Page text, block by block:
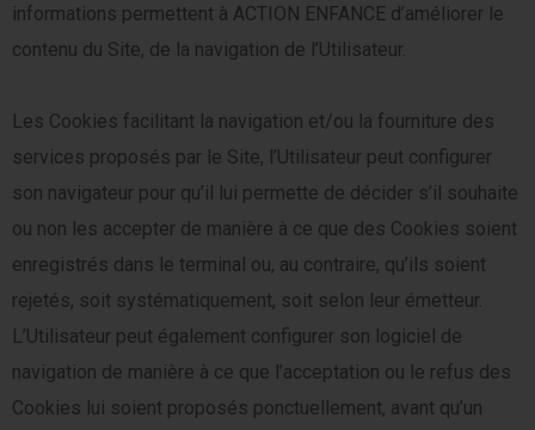
informations permettent à ACTION ENFANCE d’améliorer le
contenu du Site, de la navigation de l’Utilisateur.
Les Cookies facilitant la navigation et/ou la fourniture des
services proposés par le Site, l’Utilisateur peut configurer
son navigateur pour qu’il lui permette de décider s’il souhaite
ou non les accepter de manière à ce que des Cookies soient
enregistrés dans le terminal ou, au contraire, qu’ils soient
rejetés, soit systématiquement, soit selon leur émetteur.
L’Utilisateur peut également configurer son logiciel de
navigation de manière à ce que l’acceptation ou le refus des
Cookies lui soient proposés ponctuellement, avant qu’un